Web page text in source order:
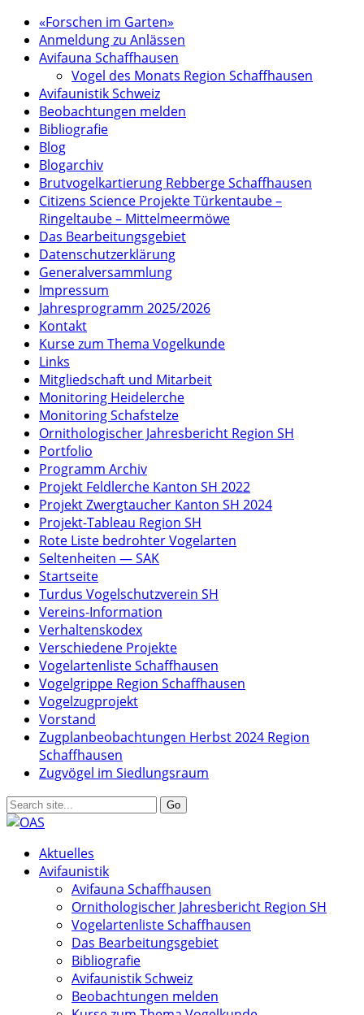
«Forschen im Garten»
Anmeldung zu Anlässen
Avifauna Schaffhausen
Vogel des Monats Region Schaffhausen
Avifaunistik Schweiz
Beobachtungen melden
Bibliografie
Blog
Blogarchiv
Brutvogelkartierung Rebberge Schaffhausen
Citizens Science Projekte Türkentaube –
Ringeltaube – Mittelmeermöwe
Das Bearbeitungsgebiet
Datenschutzerklärung
Generalversammlung
Impressum
Jahresprogramm 2025/2026
Kontakt
Kurse zum Thema Vogelkunde
Links
Mitgliedschaft und Mitarbeit
Monitoring Heidelerche
Monitoring Schafstelze
Ornithologischer Jahresbericht Region SH
Portfolio
Programm Archiv
Projekt Feldlerche Kanton SH 2022
Projekt Zwergtaucher Kanton SH 2024
Projekt-Tableau Region SH
Rote Liste bedrohter Vogelarten
Seltenheiten — SAK
Startseite
Turdus Vogelschutzverein SH
Vereins-Information
Verhaltenskodex
Verschiedene Projekte
Vogelartenliste Schaffhausen
Vogelgrippe Region Schaffhausen
Vogelzugprojekt
Vorstand
Zugplanbeobachtungen Herbst 2024 Region
Schaffhausen
Zugvögel im Siedlungsraum
Aktuelles
Avifaunistik
Avifauna Schaffhausen
Ornithologischer Jahresbericht Region SH
Vogelartenliste Schaffhausen
Das Bearbeitungsgebiet
Bibliografie
Avifaunistik Schweiz
Beobachtungen melden